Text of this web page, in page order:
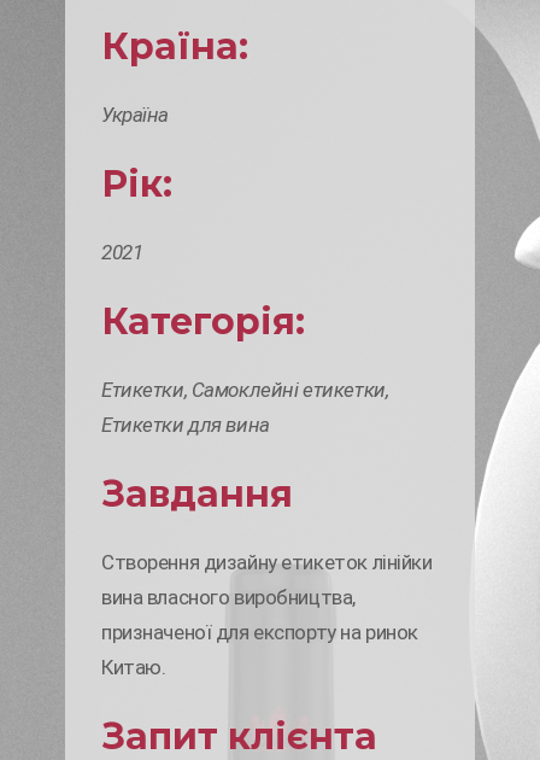
Країна:
Україна
Рік:
2021
Категорія:
Етикетки, Самоклейні етикетки,
Етикетки для вина
Завдання
Створення дизайну етикеток лінійки
вина власного виробництва,
призначеної для експорту на ринок
Китаю.
Запит клієнта